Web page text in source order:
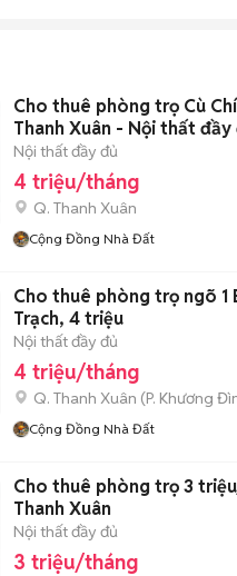
Cho thuê phòng trọ Cù
Thanh Xuân - Nội thất đầy
Nội thất đầy đủ
4 triệu/tháng
Q. Thanh Xuân
Cộng Đồng Nhà Đất
Cho thuê phòng trọ ngõ 1
Trạch, 4 triệu
Nội thất đầy đủ
4 triệu/tháng
Q. Thanh Xuân (P. Khương
Cộng Đồng Nhà Đất
Cho thuê phòng trọ 3
Thanh Xuân
Nội thất đầy đủ
3 triệu/tháng